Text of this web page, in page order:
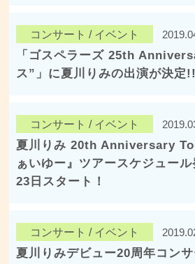
コンサート / イベント
「ゴスペラーズ 25th
ス”」に夏川りみの出演が決定!!
コンサート / イベント
夏川りみ 20th Anniversary
ぁいゆー』ツアースケジュール
23日スタート！
コンサート / イベント
夏川りみデビュー20周年コン